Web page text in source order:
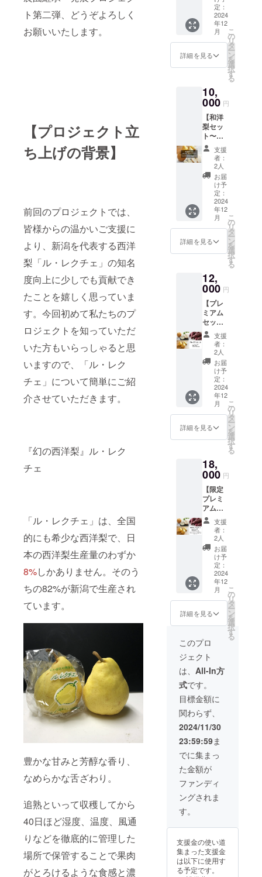
ト第二弾、どうぞよろしく
お願いいたします。
【プロジェクト立
ち上げの背景】
前回のプロジェクトでは、
皆様からの温かいご支援に
より、新潟を代表する西洋
梨「ル・レクチェ」の知名
度向上に少しでも貢献でき
たことを嬉しく思っていま
す。今回初めて私たちのプ
ロジェクトを知っていただ
いた方もいらっしゃると思
いますので、「ル・レク
チェ」について簡単にご紹
介させていただきます。
『幻の西洋梨』ル・レク
チェ
「ル・レクチェ」は、全国
的にも希少な西洋梨で、日
本の西洋梨生産量のわずか
8%しかありません。そのう
ちの82%が新潟で生産され
ています。
豊かな甘みと芳醇な香り、
なめらかな舌ざわり。
追熟といって収穫してから
40日ほど湿度、温度、風通
りなどを徹底的に管理した
場所で保管することで果肉
がとろけるような食感と濃
穫され
た新興
梨。家
庭での
デザー
て、ま
た贈り
ても喜
ばれる
一品で
す。 3.
秋限定
の贅沢
な味わ
い 旬
の時期
だけ楽
しめ
る、新
興梨の
特別な
味わい
をぜひ
お楽し
みくだ
さい。
酸味と
甘み、
そして
口いっ
ぱいに
広がる
瑞々し
さが、
食後の
リフ
レッ
シュに
ぴった
りで
す。
が特
徴。ス
イーツ
や料理
のに最
適で
の中で
も特に
糖度が
高く、
焼き芋
にする
と蜜が
出るほ
ど甘く
とろけ
ます。
スイー
トポテ
ト作り
にも
りで
す。
感 新
興梨は
その大
きさと
キッと
した歯
です。
みずみ
ずしい
果汁
と、甘
さと絶
妙な酸
味のバ
ランス
がとれ
た味わ
いが秋
の味覚
を引き
立てま
自然の
恵みを
け 新
潟の自
然と農
家の丹
精込め
た栽培
によっ
て、最
も美味
しい状
態で収
穫され
た新興
梨。家
庭での
トとし
て、ま
物とし
ても喜
ばれる
一品で
す。 3.
秋限定
の贅沢
な味わ
い 旬
の時期
だけ楽
しめ
る、新
興梨の
特別な
味わい
をぜひ
お楽し
みくだ
さい。
絶妙な
酸味と
甘み、
そして
口いっ
ぱいに
広がる
瑞々し
さが、
食後の
リフ
レッ
シュに
ぴった
りで
す。
しみく
ださ
い。 ・
おすす
めポイ
ント: 収
最高の
食べ頃
でお届
けしま
す。贅
沢なひ
ととき
をご家
族や大
切な方
と一緒
に味
わって
みては
いかが
うか。
ギフト
す。
ら7〜10
日 ・産
地:新潟
県加茂
市 ・特
徴: ル・
り高
く、滑
らかな
舌触り
と豊か
な甘み
が特徴
の高級
洋梨で
す。一
度口に
すれば
忘れら
れない
芳醇な
味わい
をお楽
おすす
めポイ
ント: 収
穫後に
追熟を
経て、
最高の
食べ頃
でお届
けしま
す。贅
沢なひ
ととき
をご家
族や大
と一緒
に味
いかが
でしょ
うか。
ギフト
にも最
適で
す。
【さつ
まいも
1kg】
・個
数:3~6
個 ・重
量:1kg
・保存
温多湿
を避け
冷暗所
で保存
・消費
期限:
１ヶ月
程度 ・
産地:新
潟県加
茂市 ・
品種に
ついて:
「紅は
る
か」、
「シル
クス
イー
ト」、
どの品
種をラ
ンダム
でお届
けしま
2kg ・
保存方
法:高温
多湿を
避け常
温、冷
暗所で
保存 ・
限もし
くは賞
味期限:
お手元
に届い
てから
7〜10日
・産地:
新潟県
加茂市
・特徴:
ル・レ
クチェ
は、香
り高
く、滑
らかな
が特徴
の高級
洋梨で
す。一
度口に
すれば
忘れら
れない
芳醇な
味わい
をお楽
しみく
ださ
い。 ・
おすす
めポイ
ント: 収
最高の
食べ頃
でお届
けしま
す。贅
沢なひ
ととき
をご家
族や大
切な方
と一緒
に味
わって
みては
いかが
うか。
ギフト
適で
す。
定：
2024
年12
月
詳細を見る
こ
の
リ
タ
ー
ン
を
選
択
す
る
10,
000 円
【和洋
梨セッ
ト〜贅
沢な和
梨と洋
梨の食
べ比べ
セッ
ト〜】
新潟県
加茂市
で育て
られ
た、香
り高い
洋梨
レク
チェ」
と、み
ずみず
しい和
梨「新
興梨」
を詰め
合わせ
た贅沢
なセッ
トで
す。洋
梨と和
梨、そ
れぞれ
の個性
の味覚
を存分
にご堪
能くだ
さい。
・個
数：洋
梨(ル･
レク
チェ)3
個、和
梨（新
興）3個
・重
量：約
3kg ・
保存方
を避
暗所で
保存 ・
消費期
限もし
くは賞
味期
限：お
手元に
から
7~10日
産地：
新潟県
加茂市
【特
徴】
（洋
梨）
新潟特
産の高
級洋
支援
者：
2人
お届
け予
定：
2024
年12
月
詳細を見る
こ
の
リ
タ
ー
ン
を
選
択
す
る
12,
000 円
【プレ
ミアム
セッ
ト】 〜
秋の恵
みを
たっぷ
り詰め
合わせ
た贅沢
セッ
ト〜 新
潟県加
茂市で
育てら
れた高
と新鮮
なさつ
まいも
を一度
に楽し
める、
贅沢な
セット
です。
旬の味
覚を食
卓にお
届けし
ます！
内容量:
洋梨
（ル・
チェ）3
個 和梨
（新
興）3個
さつま
いも
2kg（5
〜10
個） 重
量: 約
5kg 保
存方法:
高温多
湿を避
け、冷
暗所で
保存。
さつま
いもは
能です
が、追
熟後の
洋梨は
冷蔵保
存がお
支援
者：
2人
お届
け予
定：
2024
年12
月
詳細を見る
こ
の
リ
タ
ー
ン
を
選
択
す
る
18,
000 円
【限定
プレミ
アム
セッ
ト】 〜
秋の恵
みを
たっぷ
り詰め
合わせ
た贅沢
セッ
ト〜 通
常のプ
レミア
ムセッ
トより
更に厳
選され
た形や
大きさ
など今
シーズ
ン最高
の一品
をお届
けしま
す！ 内
容量: 洋
梨
（ル・
レク
チェ）3
個 和梨
さつま
2kg（5
〜10
個） 重
量: 約
支援
者：
2人
お届
け予
定：
2024
年12
月
詳細を見る
こ
の
リ
タ
ー
ン
を
選
択
す
る
このプロ
ジェクト
は、 All-In方
式です。
目標金額に
関わらず、
2024/11/30
23:59:59ま
でに集まっ
た金額が
ファンディ
ングされま
す。
支援金の使い道
集まった支援金
は以下に使用す
る予定です。